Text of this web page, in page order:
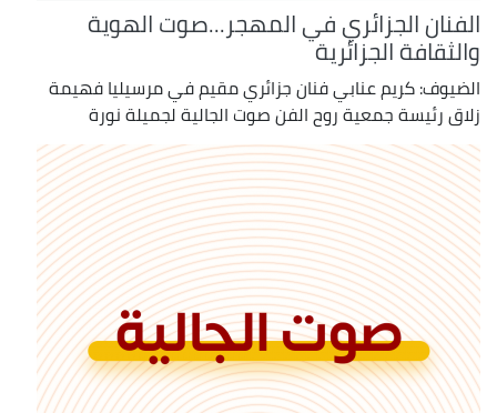
الفنان الجزائري في المهجر...صوت الهوية
والثقافة الجزائرية
الضيوف: كريم عنابي فنان جزائري مقيم في مرسيليا فهيمة
زلاق رئيسة جمعية روح الفن صوت الجالية لجميلة نورة